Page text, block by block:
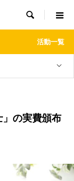

活動一覧
の実費頒布